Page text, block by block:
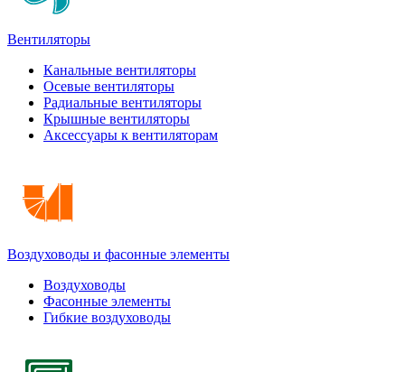
Вентиляторы
Канальные вентиляторы
Осевые вентиляторы
Радиальные вентиляторы
Крышные вентиляторы
Аксессуары к вентиляторам
Воздуховоды и фасонные элементы
Воздуховоды
Фасонные элементы
Гибкие воздуховоды